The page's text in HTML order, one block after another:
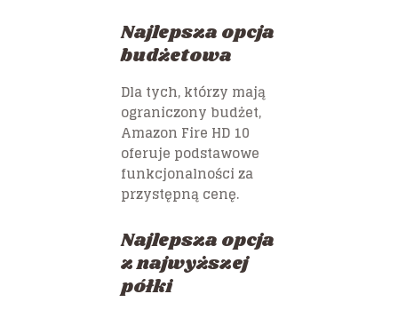
Najlepsza opcja
budżetowa
Dla tych, którzy mają
ograniczony budżet,
Amazon Fire HD 10
oferuje podstawowe
funkcjonalności za
przystępną cenę.
Najlepsza opcja
z najwyższej
półki